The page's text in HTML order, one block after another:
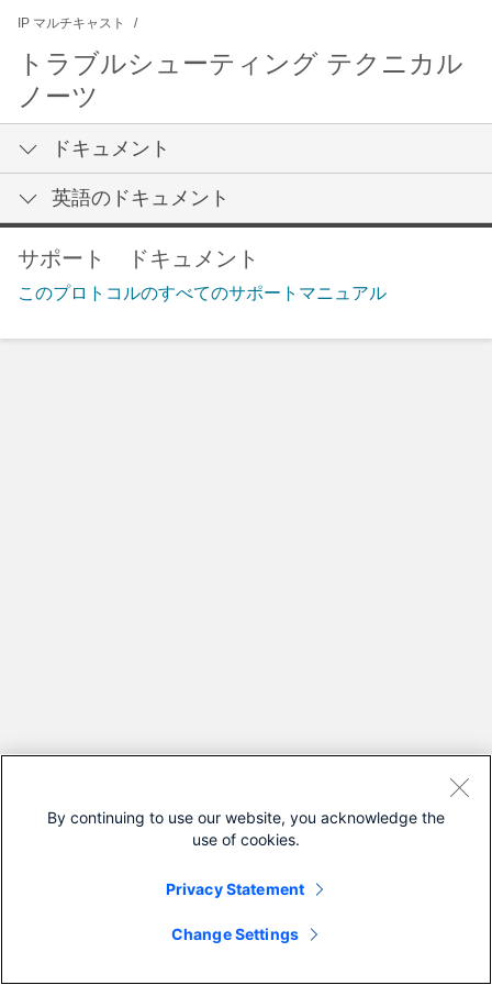
IP マルチキャスト
トラブルシューティング テクニカル
ノーツ
ドキュメント
英語のドキュメント
サポート ドキュメント
このプロトコルのすべてのサポートマニュアル
By continuing to use our website, you acknowledge the
use of cookies.
Privacy Statement
Change Settings